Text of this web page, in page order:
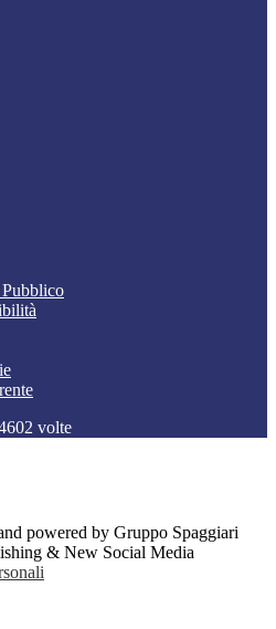
volte
powered by Gruppo Spaggiari
& New Social Media